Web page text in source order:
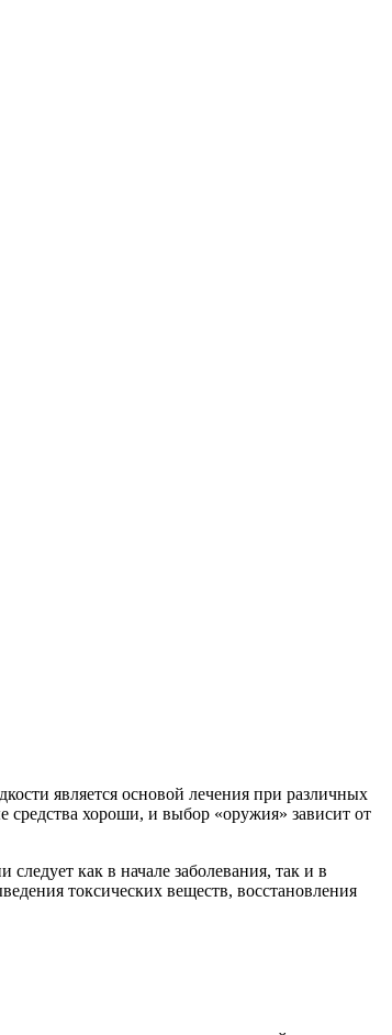
является основой лечения при различных
хороши, и выбор «оружия» зависит от
как в начале заболевания, так и в
токсических веществ, восстановления